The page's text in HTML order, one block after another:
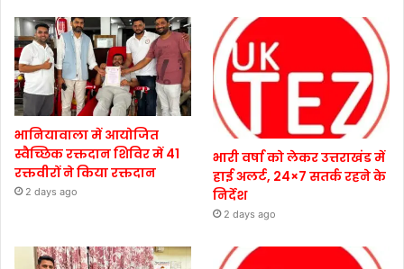
भानियावाला में आयोजित
स्वैच्छिक रक्तदान शिविर में 41
रक्तवीरों ने किया रक्तदान
2 days ago
भारी वर्षा को लेकर उत्तराखंड में
हाई अलर्ट, 24×7 सतर्क रहने के
निर्देश
2 days ago